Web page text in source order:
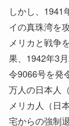
しかし、1941
イの真珠湾を
メリカと戦争
果、1942年3
令9066号を発
万人の日本人
メリカ人（日
宅からの強制